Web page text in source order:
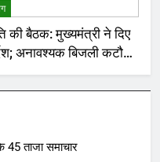
की बैठक: मुख्यमंत्री ने दिए
अनावश्यक बिजली कटौती
ताजा समाचार